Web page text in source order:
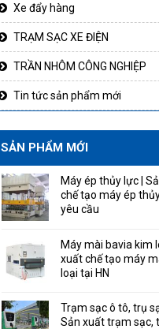
Xe đẩy hàng
TRẠM SẠC XE ĐIỆN
TRẦN NHÔM CÔNG NGHIỆP
Tin tức sản phẩm mới
SẢN PHẨM MỚI
Máy ép thủy lực |
chế tạo máy ép
yêu cầu
Máy mài bavia kim
xuất chế tạo máy
loại tại HN
Trạm sạc ô tô, trụ
Sản xuất trạm sạc,